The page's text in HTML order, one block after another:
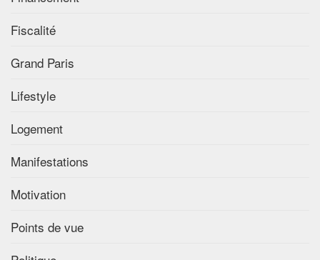
Fiscalité
Grand Paris
Lifestyle
Logement
Manifestations
Motivation
Points de vue